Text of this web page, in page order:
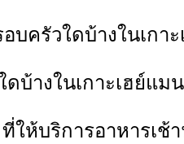
บครัวใดบ้างในเกา
บ้างในเกาะเฮย์แมน
ให้บริการอาหารเช้